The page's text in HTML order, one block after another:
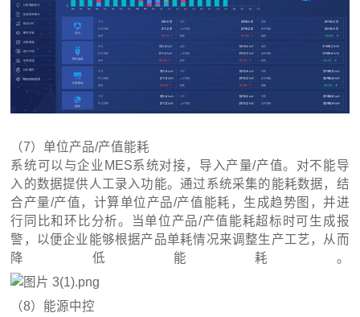
（7）单位产品/产值能耗
系统可以与企业MES系统对接，导入产量/产值。对不能导
入的数据提供人工录入功能。通过系统采集的能耗数据，结
合产量/产值，计算单位产品/产值能耗，生成趋势图，并进
行同比和环比分析。当单位产品/产值能耗超标时可生成报
警，以便企业能够根据产品单耗情况来调整生产工艺，从而
降低能耗。
（8）能源中控